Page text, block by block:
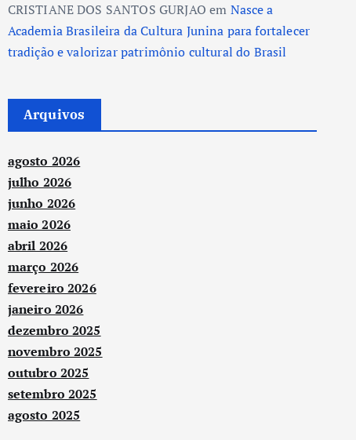
CRISTIANE DOS SANTOS GURJAO em Nasce a
Academia Brasileira da Cultura Junina para fortalecer
tradição e valorizar patrimônio cultural do Brasil
Arquivos
agosto 2026
julho 2026
junho 2026
maio 2026
abril 2026
março 2026
fevereiro 2026
janeiro 2026
dezembro 2025
novembro 2025
outubro 2025
setembro 2025
agosto 2025